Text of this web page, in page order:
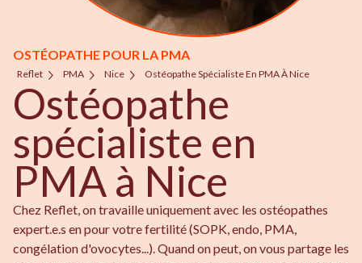
OSTÉOPATHE POUR LA PMA
Reflet PMA Nice Ostéopathe Spécialiste En PMA À Nice
Ostéopathe
spécialiste en
PMA à Nice
Chez Reflet, on travaille uniquement avec les ostéopathes
expert.e.s en pour votre fertilité (SOPK, endo, PMA,
congélation d'ovocytes...). Quand on peut, on vous partage les